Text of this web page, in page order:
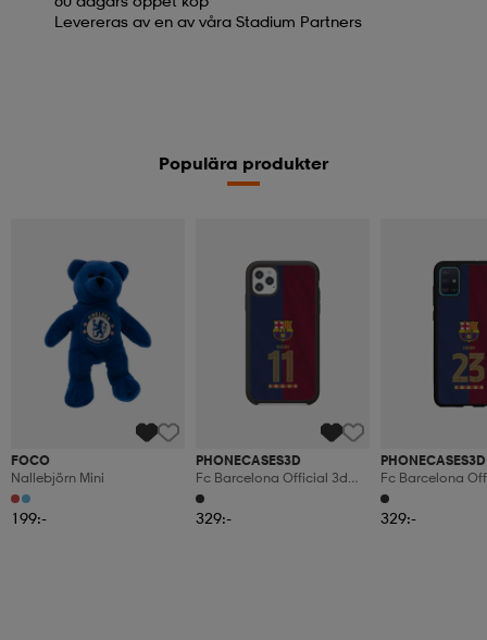
Levereras av en av våra Stadium Partners
Populära produkter
FOCO
Nallebjörn Mini
199:-
PHONECASES3D
Fc Barcelona Official 3d
Phone Case Alexia
329:-
PHONECASES3D
Fc Barcelona
Phone Case
329:-